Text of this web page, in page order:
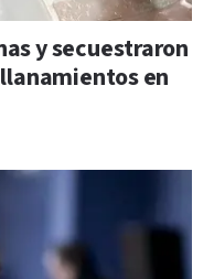
y secuestraron
en